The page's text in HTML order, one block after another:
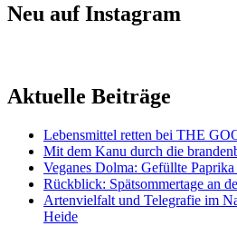
Neu auf Instagram
Aktuelle Beiträge
Lebensmittel retten bei THE
Mit dem Kanu durch die
Veganes Dolma: Gefüllte
Rückblick: Spätsommertage an
Artenvielfalt und Telegrafie im
Heide